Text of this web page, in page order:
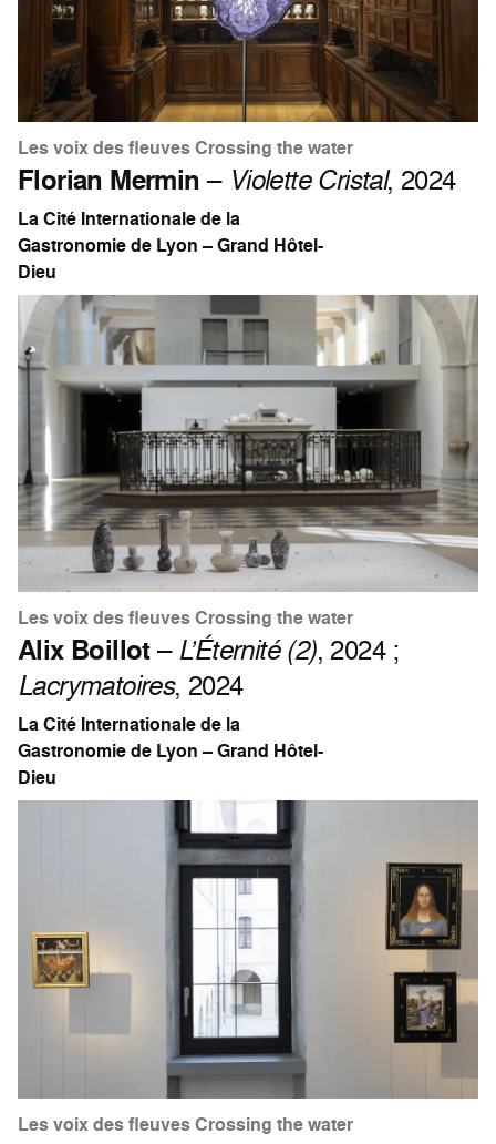
Les voix des fleuves Crossing the water
Florian Mermin– Violette Cristal, 2024
La Cité Internationale de la
Gastronomie de Lyon – Grand Hôtel-
Dieu
Les voix des fleuves Crossing the water
Alix Boillot– L’Éternité (2), 2024 ;
Lacrymatoires, 2024
La Cité Internationale de la
Gastronomie de Lyon – Grand Hôtel-
Dieu
Les voix des fleuves Crossing the water